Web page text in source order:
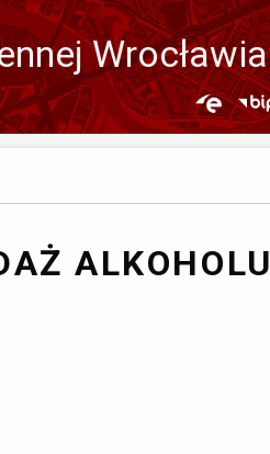
Wrocławia
ALKOHOLU